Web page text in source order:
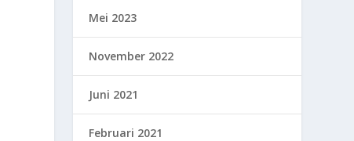
Mei 2023
November 2022
Juni 2021
Februari 2021